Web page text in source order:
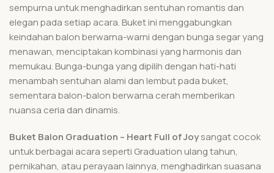
sempurna untuk menghadirkan sentuhan romantis dan
elegan pada setiap acara. Buket ini menggabungkan
keindahan balon berwarna-warni dengan bunga segar yang
menawan, menciptakan kombinasi yang harmonis dan
memukau. Bunga-bunga yang dipilih dengan hati-hati
menambah sentuhan alami dan lembut pada buket,
sementara balon-balon berwarna cerah memberikan
nuansa ceria dan dinamis.
Buket Balon Graduation – Heart Full of Joysangat cocok
untuk berbagai acara seperti Graduation ulang tahun,
pernikahan, atau perayaan lainnya, menghadirkan suasana